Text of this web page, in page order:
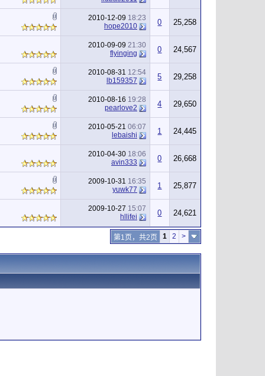
2010-12-09 18:23
hope2010
0 25,258
2010-09-09 21:30
flyinging
0 24,567
2010-08-31 12:54
lb159357
5 29,258
2010-08-16 19:28
pearlove2
4 29,650
2010-05-21 06:07
lebaishi
1 24,445
2010-04-30 18:06
avin333
0 26,668
2009-10-31 16:35
yuwk77
1 25,877
2009-10-27 15:07
hllifei
0 24,621
第1页，共2页 1 2 >